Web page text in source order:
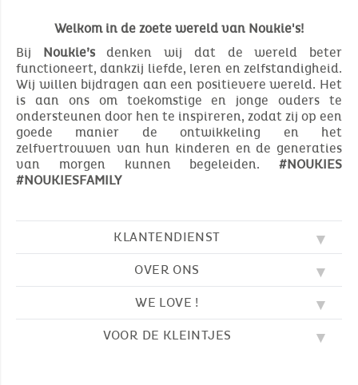
Welkom in de zoete wereld van Noukie's!
Bij Noukie’sdenken wij dat de wereld beter
functioneert, dankzij liefde, leren en zelfstandigheid.
Wij willen bijdragen aan een positievere wereld. Het
is aan ons om toekomstige en jonge ouders te
ondersteunen door hen te inspireren, zodat zij op een
goede manier de ontwikkeling en het
zelfvertrouwen van hun kinderen en de generaties
van morgen kunnen begeleiden. #NOUKIES
#NOUKIESFAMILY
KLANTENDIENST
FAQ
CONTACTEER ONS
AVV
OVER ONS
ONZE WAARDEN
ONS VERHAAL
WE LOVE !
BORDUURWERK
VOOR DE KLEINTJES